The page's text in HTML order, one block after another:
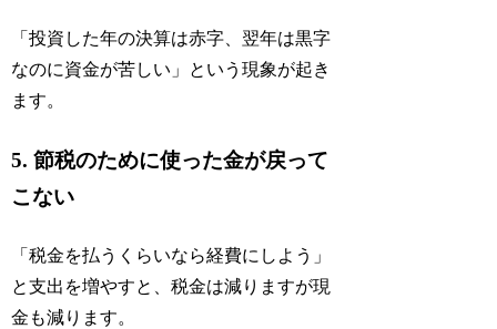
「投資した年の決算は赤字、翌年は黒字
なのに資金が苦しい」という現象が起き
ます。
5. 節税のために使った金が戻って
こない
「税金を払うくらいなら経費にしよう」
と支出を増やすと、税金は減りますが現
金も減ります。